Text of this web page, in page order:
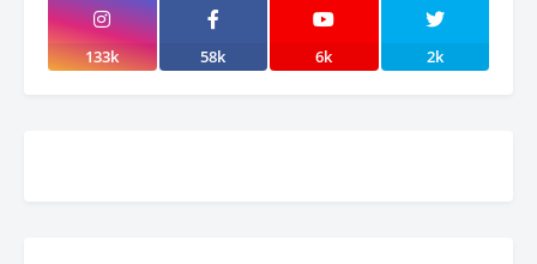
133k 58k 6k 2k